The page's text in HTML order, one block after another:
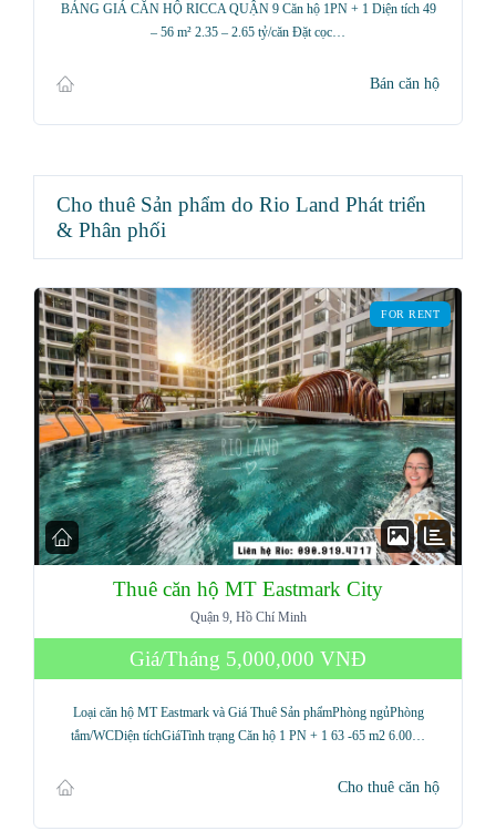
BẢNG GIÁ CĂN HỘ RICCA QUẬN 9 Căn hộ 1PN + 1 Diện tích 49
– 56 m² 2.35 – 2.65 tỷ/căn Đặt cọc…
Bán căn hộ
Cho thuê Sản phẩm do Rio Land Phát triển
& Phân phối
FOR RENT
Thuê căn hộ MT Eastmark City
Quận 9, Hồ Chí Minh
Giá/Tháng 5,000,000 VNĐ
Loại căn hộ MT Eastmark và Giá Thuê Sản phẩmPhòng ngủPhòng
tắm/WCDiện tíchGiáTình trạng Căn hộ 1 PN + 1 63 -65 m2 6.00…
Cho thuê căn hộ